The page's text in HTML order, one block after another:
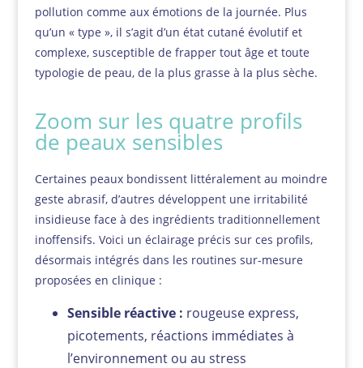
pollution comme aux émotions de la journée. Plus
qu’un « type », il s’agit d’un état cutané évolutif et
complexe, susceptible de frapper tout âge et toute
typologie de peau, de la plus grasse à la plus sèche.
Zoom sur les quatre profils
de peaux sensibles
Certaines peaux bondissent littéralement au moindre
geste abrasif, d’autres développent une irritabilité
insidieuse face à des ingrédients traditionnellement
inoffensifs. Voici un éclairage précis sur ces profils,
désormais intégrés dans les routines sur-mesure
proposées en clinique :
Sensible réactive : rougeuse express,
picotements, réactions immédiates à
l’environnement ou au stress